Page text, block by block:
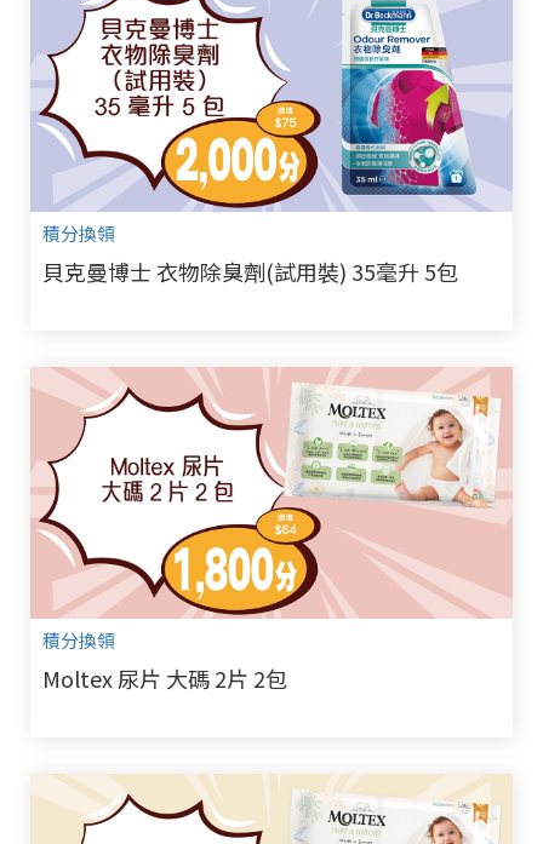
積分換領
貝克曼博士 衣物除臭劑(試用裝) 35毫升 5包
積分換領
Moltex 尿片 大碼 2片 2包